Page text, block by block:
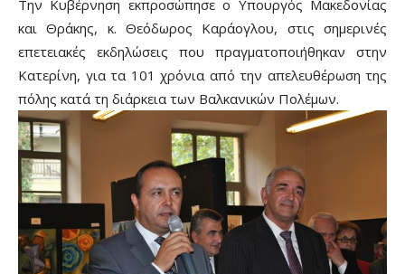
Την Κυβέρνηση εκπροσώπησε ο Υπουργός Μακεδονίας
και Θράκης, κ. Θεόδωρος Καράογλου, στις σημερινές
επετειακές εκδηλώσεις που πραγματοποιήθηκαν στην
Κατερίνη, για τα 101 χρόνια από την απελευθέρωση της
πόλης κατά τη διάρκεια των Βαλκανικών Πολέμων.